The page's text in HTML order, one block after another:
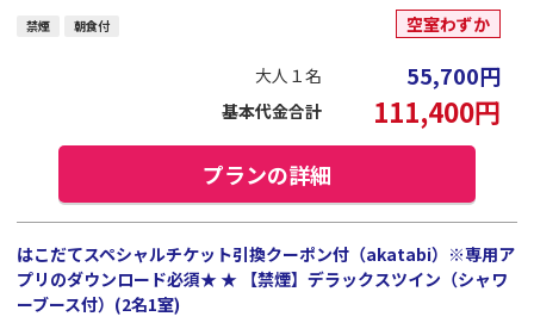
禁煙 朝食付 空室わずか
大人１名 55,700円
基本代金合計 111,400円
プランの詳細
はこだてスペシャルチケット引換クーポン付（akatabi）※専用ア
プリのダウンロード必須★ ★ 【禁煙】デラックスツイン（シャワ
ーブース付）(2名1室)